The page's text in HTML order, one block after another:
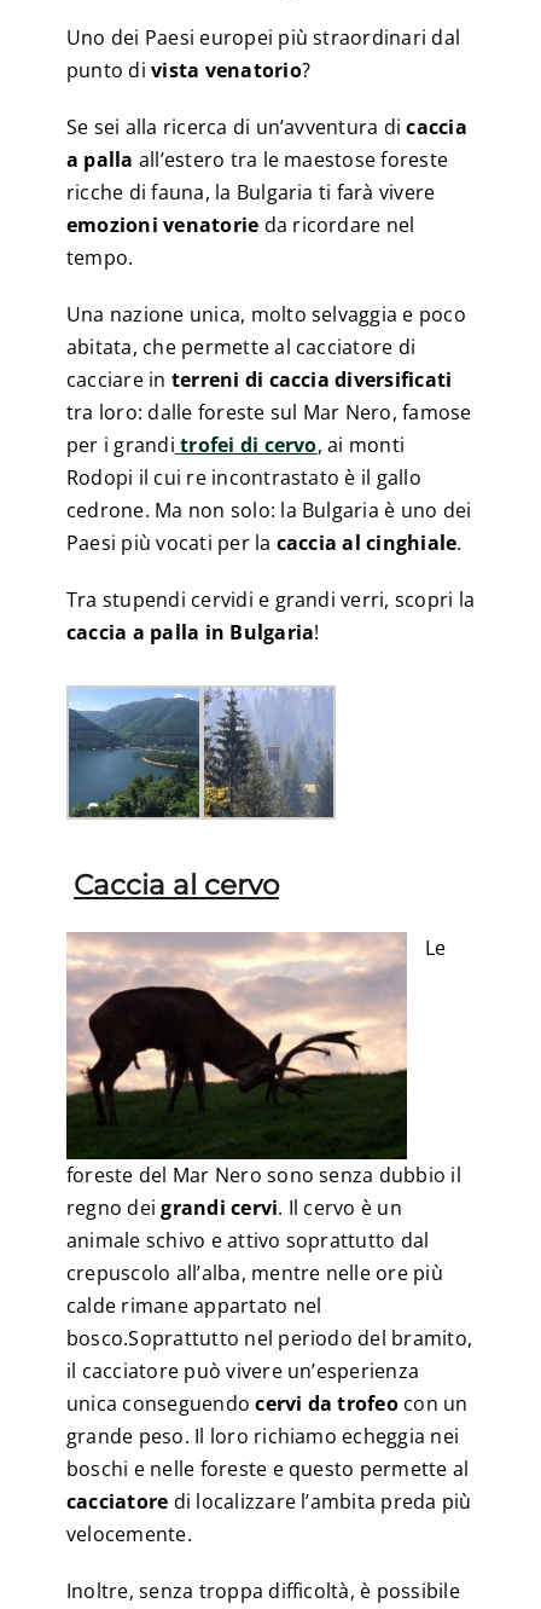
Uno dei Paesi europei più straordinari dal
punto divista venatorio?
Se sei alla ricerca di un’avventura dicaccia
a palla all’estero tra le maestose foreste
ricche di fauna, la Bulgaria ti farà vivere
emozioni venatorie da ricordare nel
tempo.
Una nazione unica, molto selvaggia e poco
abitata, che permette al cacciatore di
cacciare in terreni di caccia diversificati
tra loro: dalle foreste sul Mar Nero, famose
per i grandi trofei di cervo, ai monti
Rodopi il cui re incontrastato è il gallo
cedrone. Ma non solo: la Bulgaria è uno dei
Paesi più vocati per la caccia al cinghiale.
Tra stupendi cervidi e grandi verri, scopri la
caccia a palla in Bulgaria!
Caccia al cervo
Le
foreste del Mar Nero sono senza dubbio il
regno deigrandi cervi. Il cervo è un
animale schivo e attivo soprattutto dal
crepuscolo all’alba, mentre nelle ore più
calde rimane appartato nel
bosco.Soprattutto nel periodo del bramito,
il cacciatore può vivere un’esperienza
unica conseguendocervi da trofeocon un
grande peso. Il loro richiamo echeggia nei
boschi e nelle foreste e questo permette al
cacciatore di localizzare l’ambita preda più
velocemente.
Inoltre, senza troppa difficoltà, è possibile